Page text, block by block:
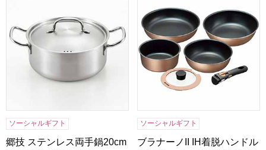
ソーシャルギフト
郷技 ステンレス両手鍋20cm
ソーシャルギフト
ブラナーノII IH着脱ハンドル